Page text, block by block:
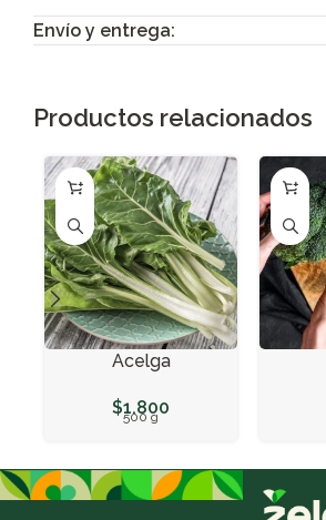
Envío y entrega:
Productos relacionados
Acelga
$1.800
500 g